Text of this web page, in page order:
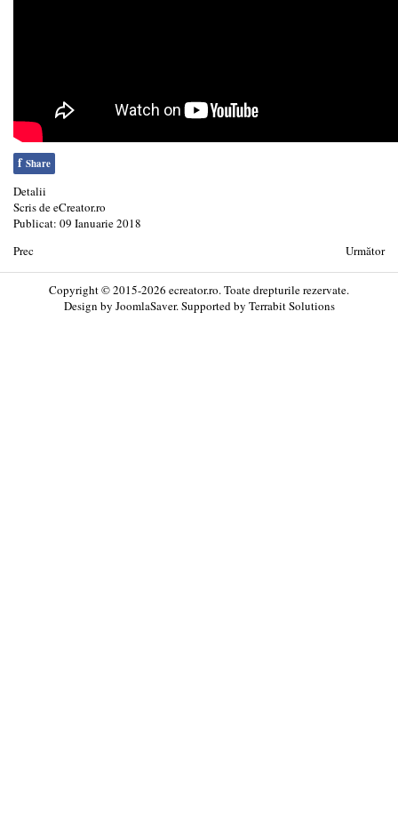
f Share
Detalii
Scris deeCreator.ro
Publicat: 09 Ianuarie 2018
Prec
Următor
Copyright © 2015-2026 ecreator.ro. Toate drepturile rezervate.
Design by JoomlaSaver. Supported by Terrabit Solutions